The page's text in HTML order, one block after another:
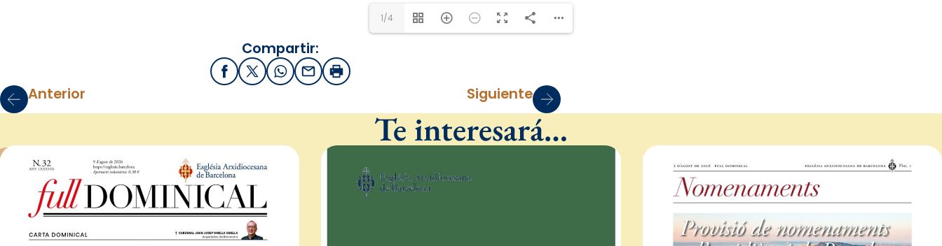
1/4
Compartir:
FacebookX / Twitter
WhatsApp
EmailImprimir
Anterior Siguiente
Te interesará…